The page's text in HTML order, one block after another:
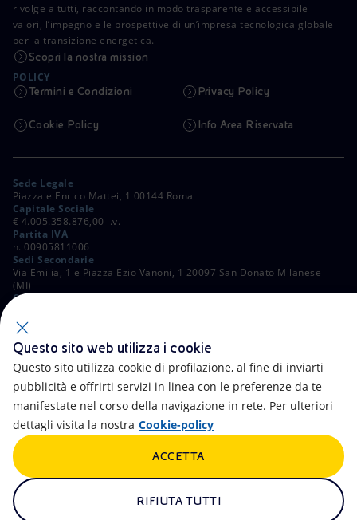
rivolge a tutti, raccontando in modo trasparente e accessibile i
valori, l’impegno e le prospettive di un’impresa tecnologica globale
per la transizione energetica.
Scopri la nostra mission
POLICY
Termini e Condizioni Privacy Policy
Cookie Policy Info Area Riservata
Sede Legale
Piazzale Enrico Mattei, 1 00144 Roma
Capitale Sociale
€ 4.005.358.876,00 i.v.
Partita IVA
n. 00905811006
Sedi Secondarie
Via Emilia, 1 e Piazza Ezio Vanoni, 1 20097 San Donato Milanese
(MI)
C. Fiscale e Registro Imprese di Roma
ALTRI LINK
Accessibilità Calendario
Newsletter Intelligenza artificiale
Truffe e Phishing
Questo sito web utilizza i cookie
Questo sito utilizza cookie di profilazione, al fine di inviarti
pubblicità e offrirti servizi in linea con le preferenze da te
manifestate nel corso della navigazione in rete. Per ulteriori
dettagli visita la nostra Cookie-policy
RIFIUTA TUTTI
ACCETTA